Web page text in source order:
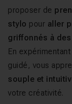
proposer de
stylo pour aller
griffonnés à
En
guidé, vous
souple et
votre créativité.